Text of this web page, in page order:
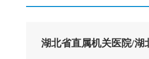
湖北省直属机关医院/湖